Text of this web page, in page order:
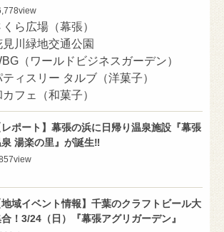
view
くら広場（幕張）
見川緑地交通公園
（ワールドビジネスガーデン）
ティスリー タルブ（洋菓子）
カフェ（和菓子）
レポート】幕張の浜に日帰り温泉施設『幕張
湯楽の里』が誕生‼️
view
地域イベント情報】千葉のクラフトビール大
！3/24（日）『幕張アグリガーデン』